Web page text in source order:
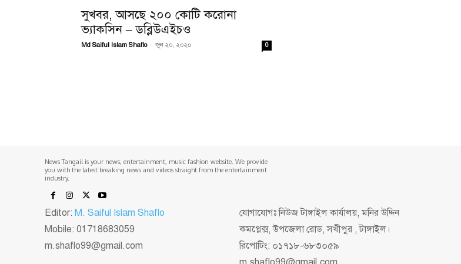
সুখবর, আসছে ২০০ কোটি করোনা
ভ্যাকসিন – ডব্লিউএইচও
Md Saiful Islam Shaflo - জুন ২০, ২০২০ 0
News Tangail is your news, entertainment, music fashion website. We provide
you with the latest breaking news and videos straight from the entertainment
industry.
Editor: M. Saiful Islam Shaflo
Mobile: 01718683059
m.shaflo99@gmail.com
যোগাযোগঃ নিউজ টাঙ্গাইল কার্যালয়, মনির উদ্দিন
কমপ্লেক্স, উপজেলা রোড, সখীপুর , টাঙ্গাইল।
রিপোটিং: ০১৭১৮-৬৮৩০৫৯